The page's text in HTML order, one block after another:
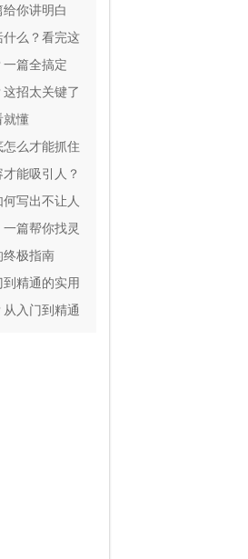
你讲明白
么？看完这
篇全搞定
招太关键了
就懂
么才能抓住
能吸引人？
写出不让人
篇帮你找灵
终极指南
精通的实用
入门到精通